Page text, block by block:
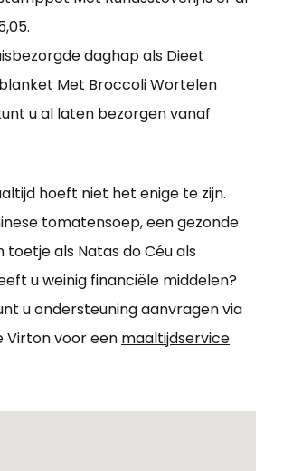
daghap als Dieet
Met Broccoli Wortelen
u al laten bezorgen vanaf
hoeft niet het enige te zijn.
tomatensoep, een gezonde
toetje als Natas do Céu als
u weinig financiële middelen?
u ondersteuning aanvragen via
Virton voor een maaltijdservice